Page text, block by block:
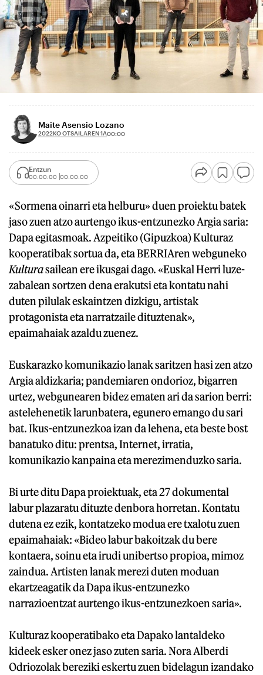
Maite Asensio Lozano
2022KO OTSAILAREN 1A00:00
Entzun
00:00:00 00:00:00
«Sormena oinarri eta helburu» duen proiektu batek
jaso zuen atzo aurtengo ikus-entzunezko Argia saria:
Dapa egitasmoak. Azpeitiko (Gipuzkoa) Kulturaz
kooperatibak sortua da, eta BERRIAren webguneko
Kulturasailean ere ikusgai dago. «Euskal Herri luze-
zabalean sortzen dena erakutsi eta kontatu nahi
duten pilulak eskaintzen dizkigu, artistak
protagonista eta narratzaile dituztenak»,
epaimahaiak azaldu zuenez.
Euskarazko komunikazio lanak saritzen hasi zen atzo
Argia aldizkaria; pandemiaren ondorioz, bigarren
urtez, webgunearen bidez ematen ari da sarion berri:
astelehenetik larunbatera, egunero emango du sari
bat. Ikus-entzunezkoa izan da lehena, eta beste bost
banatuko ditu: prentsa, Internet, irratia,
komunikazio kanpaina eta merezimenduzko saria.
Bi urte ditu Dapa proiektuak, eta 27 dokumental
labur plazaratu dituzte denbora horretan. Kontatu
dutena ez ezik, kontatzeko modua ere txalotu zuen
epaimahaiak: «Bideo labur bakoitzak du bere
kontaera, soinu eta irudi unibertso propioa, mimoz
zaindua. Artisten lanak merezi duten moduan
ekartzeagatik da Dapa ikus-entzunezko
narrazioentzat aurtengo ikus-entzunezkoen saria».
Kulturaz kooperatibako eta Dapako lantaldeko
kideek esker onez jaso zuten saria. Nora Alberdi
Odriozolak bereziki eskertu zuen bidelagun izandako